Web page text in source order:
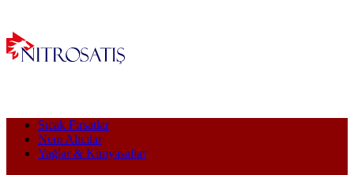
Sıcak Fırsatlar
Nem Alıcılar
Yağlar & Kimyasallar